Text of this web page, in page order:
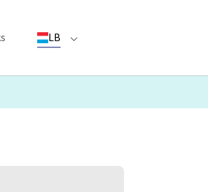
for "Patrimoine"
LB Submenu for "LB"